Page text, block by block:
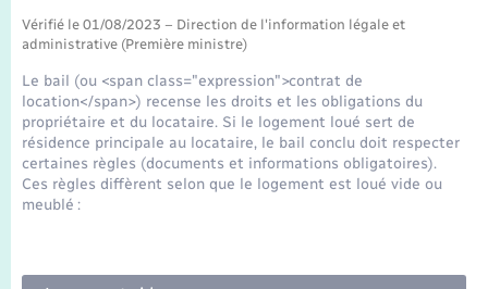
Sécurité - Prévention
Seniors
Transports
Vérifié le 01/08/2023 – Direction de l'information légale et
administrative (Première ministre)
Le bail (ou <span class="expression">contrat de
location</span>) recense les droits et les obligations du
propriétaire et du locataire. Si le logement loué sert de
résidence principale au locataire, le bail conclu doit respecter
certaines règles (documents et informations obligatoires).
Ces règles diffèrent selon que le logement est loué vide ou
meublé :